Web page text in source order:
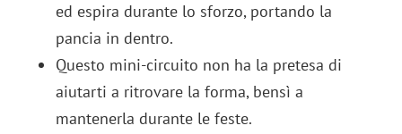
ed espira durante lo sforzo, portando la
pancia in dentro.
Questo mini-circuito non ha la pretesa di
aiutarti a ritrovare la forma, bensì a
mantenerla durante le feste.